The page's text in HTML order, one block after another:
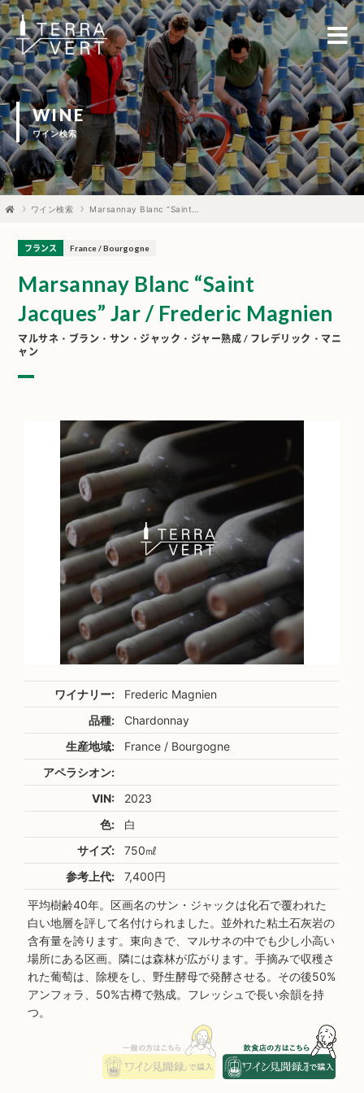
WINE
ワイン検索
ワイン検索
Marsannay Blanc “Saint
Jacques” Jar / Frederic Magnien
マルサネ・ブラン・サン・ジャック・ジャー熟成 / フレデリック・マニ
ャン
フランス France / Bourgogne
ワイナリー:
Frederic Magnien
品種:
Chardonnay
生産地域:
France / Bourgogne
アペラシオン:
VIN:
2023
色:
白
サイズ:
750㎖
参考上代:
7,400円
平均樹齢40年。区画名のサン・ジャックは化石で覆われた
白い地層を評して名付けられました。並外れた粘土石灰岩の
含有量を誇ります。東向きで、マルサネの中でも少し小高い
場所にある区画。隣には森林が広がります。手摘みで収穫さ
れた葡萄は、除梗をし、野生酵母で発酵させる。その後50%
アンフォラ、50%古樽で熟成。フレッシュで長い余韻を持
つ。